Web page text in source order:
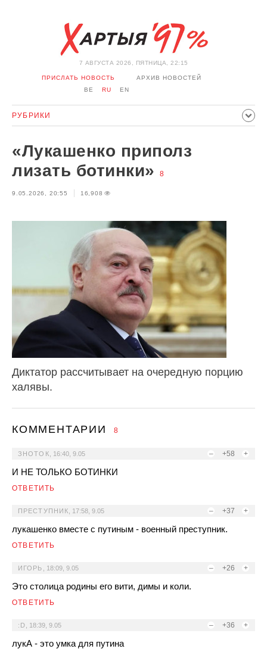
7 АВГУСТА 2026, ПЯТНИЦА, 22:15
ПРИСЛАТЬ НОВОСТЬ
АРХИВ НОВОСТЕЙ
BE
RU EN
РУБРИКИ
ПРОИСШЕСТВИЯ СПОРТ КУЛЬТУРА ИСТОРИЯ
МНЕНИЕ ИНТЕРВЬЮ ТЕХНОЛОГИИ
АВТО ОТДЫХ ОБХОД БЛОКИРОВКИ И СОЛИДАРНОСТЬ
«Лукашенко приполз
лизать ботинки»
8
9.05.2026, 20:55 16,908
Диктатор рассчитывает на очередную порцию
халявы.
КОММЕНТАРИИ 8
– +58 +
ЗНОТОК 16:40, 9.05
И НЕ ТОЛЬКО БОТИНКИ
ОТВЕТИТЬ
– +37 +
ПРЕСТУПНИК 17:58, 9.05
лукашенко вместе с путиным - военный преступник.
ОТВЕТИТЬ
– +26 +
ИГОРЬ 18:09, 9.05
Это столица родины его вити, димы и коли.
ОТВЕТИТЬ
– +36 +
:D 18:39, 9.05
лукА - это умка для путина